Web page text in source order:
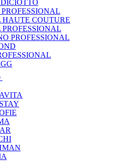
HAUTE COUTURE
PROFESSIONAL
PROFESSIONAL